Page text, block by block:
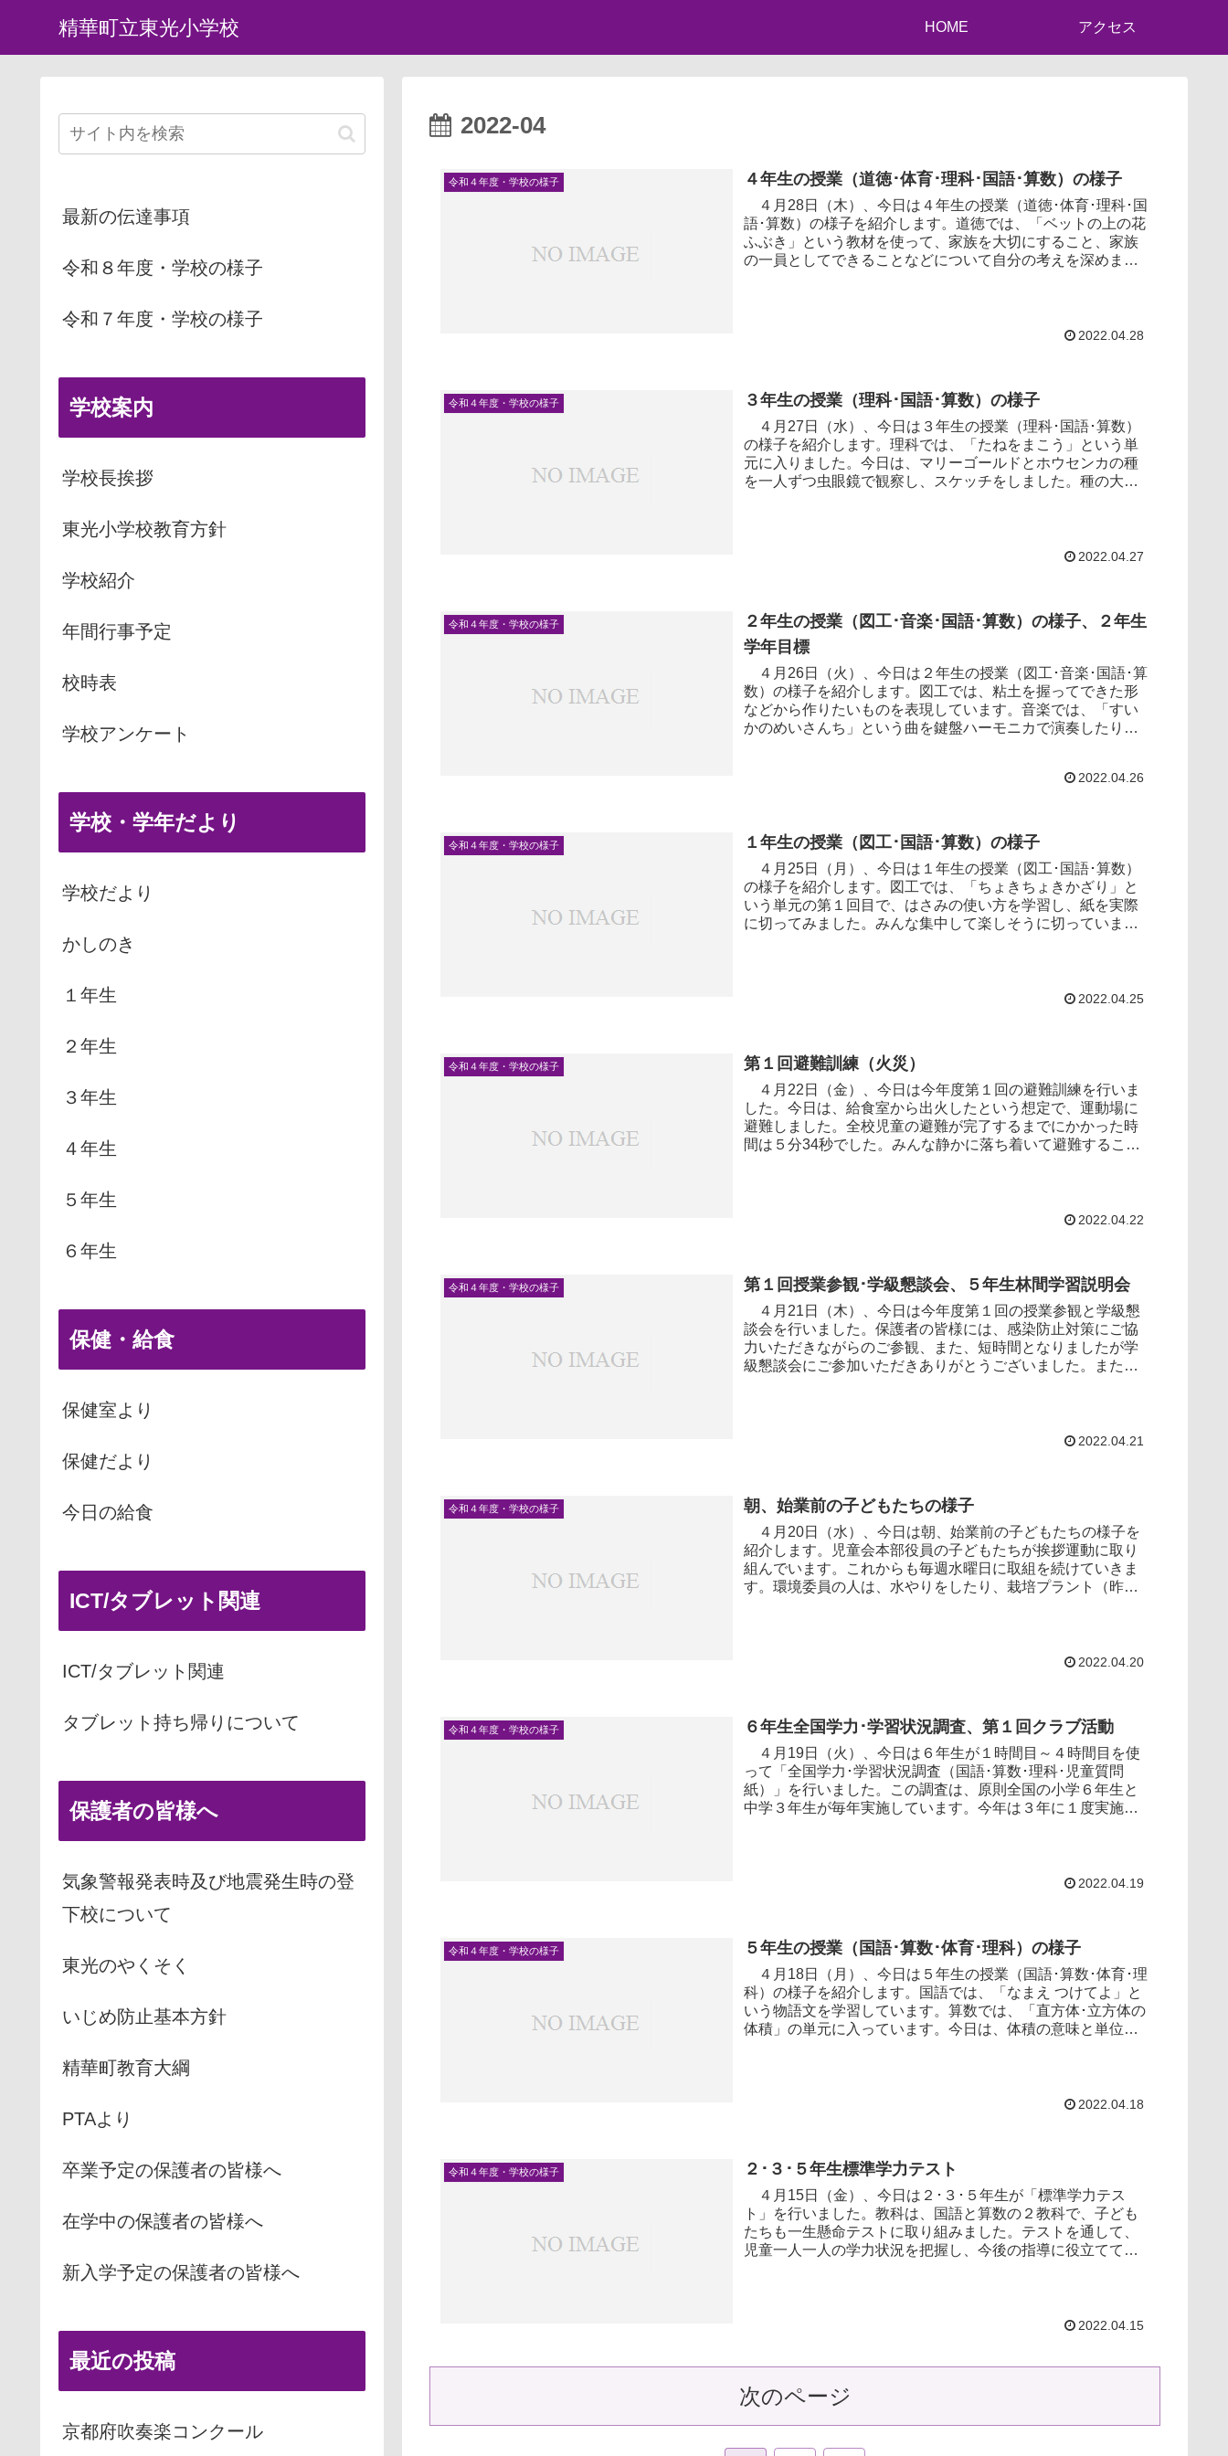
精華町立東光小学校 HOME アクセス
2022-04
令和４年度・学校の様子 ４年生の授業（道徳･体育･理科･国語･算数）の様子
４月28日（木）、今日は４年生の授業（道徳･体育･理科･国
語･算数）の様子を紹介します。道徳では、「ベットの上の花
ふぶき」という教材を使って、家族を大切にすること、家族
の一員としてできることなどについて自分の考えを深めまし
2022.04.28
令和４年度・学校の様子 ３年生の授業（理科･国語･算数）の様子
４月27日（水）、今日は３年生の授業（理科･国語･算数）
の様子を紹介します。理科では、「たねをまこう」という単
元に入りました。今日は、マリーゴールドとホウセンカの種
を一人ずつ虫眼鏡で観察し、スケッチをしました。種の大き
2022.04.27
令和４年度・学校の様子
２年生の授業（図工･音楽･国語･算数）の様子、２年生
学年目標
４月26日（火）、今日は２年生の授業（図工･音楽･国語･算
数）の様子を紹介します。図工では、粘土を握ってできた形
などから作りたいものを表現しています。音楽では、「すい
かのめいさんち」という曲を鍵盤ハーモニカで演奏したり、
2022.04.26
令和４年度・学校の様子 １年生の授業（図工･国語･算数）の様子
４月25日（月）、今日は１年生の授業（図工･国語･算数）
の様子を紹介します。図工では、「ちょきちょきかざり」と
いう単元の第１回目で、はさみの使い方を学習し、紙を実際
に切ってみました。みんな集中して楽しそうに切っていまし
2022.04.25
令和４年度・学校の様子 第１回避難訓練（火災）
４月22日（金）、今日は今年度第１回の避難訓練を行いま
した。今日は、給食室から出火したという想定で、運動場に
避難しました。全校児童の避難が完了するまでにかかった時
間は５分34秒でした。みんな静かに落ち着いて避難すること
2022.04.22
令和４年度・学校の様子 第１回授業参観･学級懇談会、５年生林間学習説明会
４月21日（木）、今日は今年度第１回の授業参観と学級懇
談会を行いました。保護者の皆様には、感染防止対策にご協
力いただきながらのご参観、また、短時間となりましたが学
級懇談会にご参加いただきありがとうございました。また、
2022.04.21
令和４年度・学校の様子 朝、始業前の子どもたちの様子
４月20日（水）、今日は朝、始業前の子どもたちの様子を
紹介します。児童会本部役員の子どもたちが挨拶運動に取り
組んでいます。これからも毎週水曜日に取組を続けていきま
す。環境委員の人は、水やりをしたり、栽培プラント（昨年
2022.04.20
令和４年度・学校の様子 ６年生全国学力･学習状況調査、第１回クラブ活動
４月19日（火）、今日は６年生が１時間目～４時間目を使
って「全国学力･学習状況調査（国語･算数･理科･児童質問
紙）」を行いました。この調査は、原則全国の小学６年生と
中学３年生が毎年実施しています。今年は３年に１度実施さ
2022.04.19
令和４年度・学校の様子 ５年生の授業（国語･算数･体育･理科）の様子
４月18日（月）、今日は５年生の授業（国語･算数･体育･理
科）の様子を紹介します。国語では、「なまえ つけてよ」と
いう物語文を学習しています。算数では、「直方体･立方体の
体積」の単元に入っています。今日は、体積の意味と単位を
2022.04.18
令和４年度・学校の様子 ２･３･５年生標準学力テスト
４月15日（金）、今日は２･３･５年生が「標準学力テス
ト」を行いました。教科は、国語と算数の２教科で、子ども
たちも一生懸命テストに取り組みました。テストを通して、
児童一人一人の学力状況を把握し、今後の指導に役立ててい
2022.04.15
次のページ
最新の伝達事項
令和８年度・学校の様子
令和７年度・学校の様子
学校案内
学校長挨拶
東光小学校教育方針
学校紹介
年間行事予定
校時表
学校アンケート
学校・学年だより
学校だより
かしのき
１年生
２年生
３年生
４年生
５年生
６年生
保健・給食
保健室より
保健だより
今日の給食
ICT/タブレット関連
ICT/タブレット関連
タブレット持ち帰りについて
保護者の皆様へ
気象警報発表時及び地震発生時の登
下校について
東光のやくそく
いじめ防止基本方針
精華町教育大綱
PTAより
卒業予定の保護者の皆様へ
在学中の保護者の皆様へ
新入学予定の保護者の皆様へ
最近の投稿
京都府吹奏楽コンクール